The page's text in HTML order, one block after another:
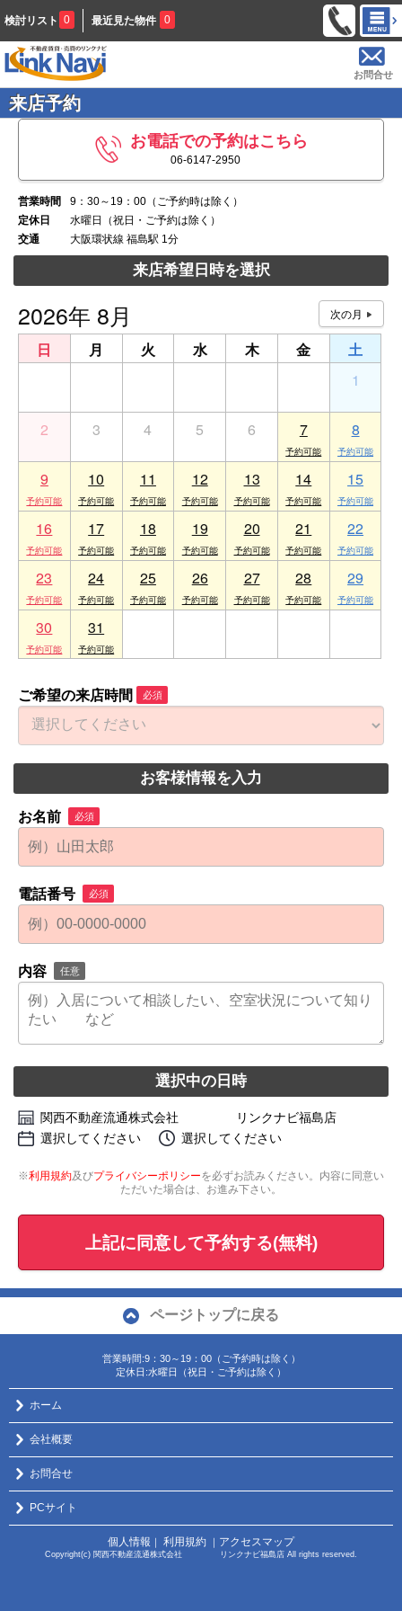
検討リスト 0 最近見た物件 0
お問合せ
来店予約
お電話での予約はこちら
06-6147-2950
営業時間
9：30～19：00（ご予約時は除く）
定休日
水曜日（祝日・ご予約は除く）
交通
大阪環状線 福島駅 1分
来店希望日時を選択
2026年 8月
日 月 火 水 木 金
土
1
2 3 4 5 6 7 8
9 10 11 12 13 14 15
16 17 18 19 20 21 22
23 24 25 26 27 28 29
30 31
ご希望の来店時間 必須
お客様情報を入力
お名前 必須
電話番号 必須
内容 任意
選択中の日時
関西不動産流通株式会社 リンクナビ福島店
選択してください
選択してください
※利用規約及びプライバシーポリシーを必ずお読みください。内容に同意い
ただいた場合は、お進み下さい。
上記に同意して予約する(無料)
ページトップに戻る
営業時間:9：30～19：00（ご予約時は除く）
定休日:水曜日（祝日・ご予約は除く）
ホーム
会社概要
お問合せ
PCサイト
個人情報 ｜ 利用規約 ｜ アクセスマップ
Copyright(c) 関西不動産流通株式会社 リンクナビ福島店 All rights reserved.